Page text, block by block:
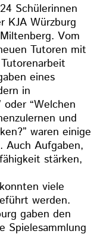
Schülerinnen
KJA Würzburg
Vom
Tutoren mit
eines
in
“Welchen
und
waren einige
Auch Aufgaben,
stärken,
viele
werden.
gaben den
Spielesammlung